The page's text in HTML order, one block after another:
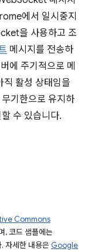
에서 일시중지
을 사용하고 조
메시지를 전송하
에 주기적으로 메
활성 상태임을
기한으로 유지하
수 있습니다.
Commons
, 코드 샘플에는
자세한 내용은 Google